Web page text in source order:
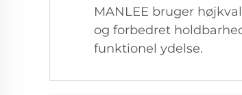
MANLEE bruger
og forbedret
funktionel ydelse.